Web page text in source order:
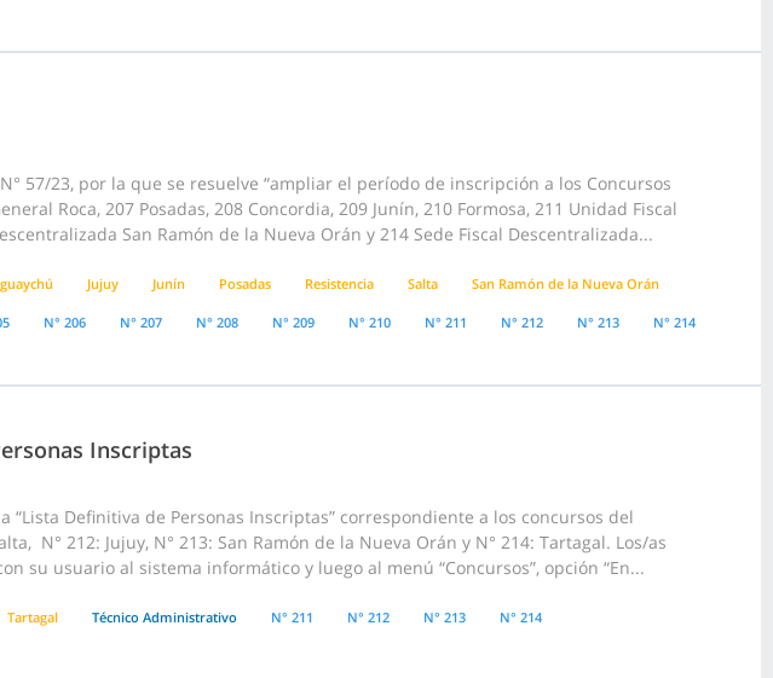
57/23, por la que se resuelve “ampliar el período de inscripción a los Concursos
Roca, 207 Posadas, 208 Concordia, 209 Junín, 210 Formosa, 211 Unidad Fiscal
San Ramón de la Nueva Orán y 214 Sede Fiscal Descentralizada...
Jujuy Junín Posadas Resistencia Salta San Ramón de la Nueva Orán
N° 206 N° 207 N° 208 N° 209 N° 210 N° 211 N° 212 N° 213 N° 214
Inscriptas
Definitiva de Personas Inscriptas” correspondiente a los concursos del
N° 212: Jujuy, N° 213: San Ramón de la Nueva Orán y N° 214: Tartagal. Los/as
su usuario al sistema informático y luego al menú “Concursos”, opción “En...
Tartagal Técnico Administrativo N° 211 N° 212 N° 213 N° 214